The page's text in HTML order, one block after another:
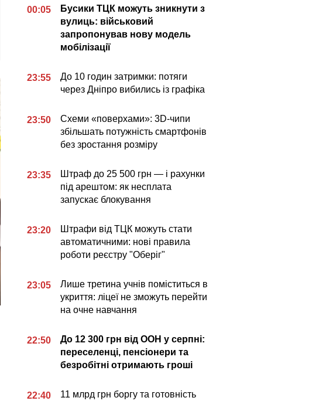
00:05
Бусики ТЦК можуть зникнути з
вулиць: військовий
запропонував нову модель
мобілізації
23:55
До 10 годин затримки: потяги
через Дніпро вибились із графіка
23:50
Схеми «поверхами»: 3D-чипи
збільшать потужність смартфонів
без зростання розміру
23:35
Штраф до 25 500 грн — і рахунки
під арештом: як несплата
запускає блокування
23:20
Штрафи від ТЦК можуть стати
автоматичними: нові правила
роботи реєстру "Оберіг"
23:05
Лише третина учнів поміститься в
укриття: ліцеї не зможуть перейти
на очне навчання
22:50
До 12 300 грн від ООН у серпні:
переселенці, пенсіонери та
безробітні отримають гроші
22:40
11 млрд грн боргу та готовність